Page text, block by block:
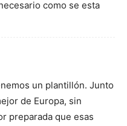
como se esta
un plantillón. Junto
de Europa, sin
preparada que esas